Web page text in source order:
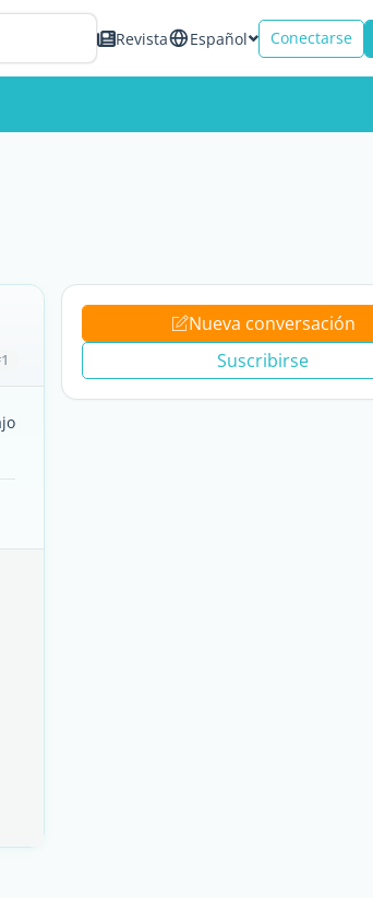
Revista Español Conectarse
Nueva conversación
Suscribirse